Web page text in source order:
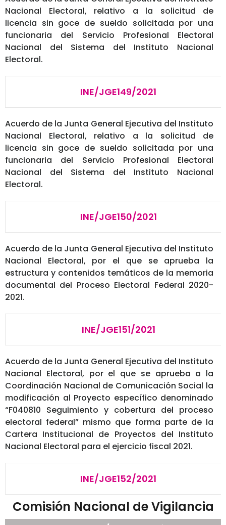
Nacional Electoral, relativo a la solicitud de
licencia sin goce de sueldo solicitada por una
funcionaria del Servicio Profesional Electoral
Nacional del Sistema del Instituto Nacional
Electoral.
INE/JGE149/2021
Acuerdo de la Junta General Ejecutiva del Instituto
Nacional Electoral, relativo a la solicitud de
licencia sin goce de sueldo solicitada por una
funcionaria del Servicio Profesional Electoral
Nacional del Sistema del Instituto Nacional
Electoral.
INE/JGE150/2021
Acuerdo de la Junta General Ejecutiva del Instituto
Nacional Electoral, por el que se aprueba la
estructura y contenidos temáticos de la memoria
documental del Proceso Electoral Federal 2020-
2021.
INE/JGE151/2021
Acuerdo de la Junta General Ejecutiva del Instituto
Nacional Electoral, por el que se aprueba a la
Coordinación Nacional de Comunicación Social la
modificación al Proyecto específico denominado
“F040810 Seguimiento y cobertura del proceso
electoral federal” mismo que forma parte de la
Cartera Institucional de Proyectos del Instituto
Nacional Electoral para el ejercicio fiscal 2021.
INE/JGE152/2021
Comisión Nacional de Vigilancia